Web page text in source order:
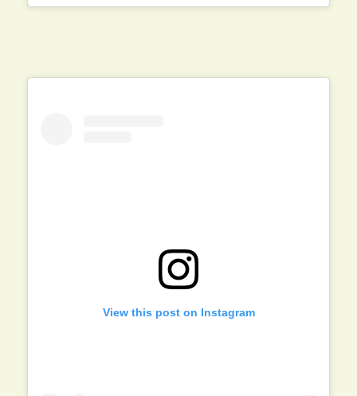
View this post on Instagram